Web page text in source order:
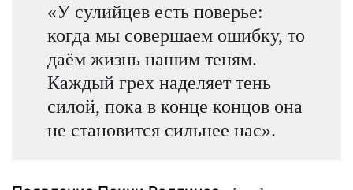
«У сулийцев есть поверье:
когда мы совершаем ошибку, то
даём жизнь нашим теням.
Каждый грех наделяет тень
силой, пока в конце концов она
не становится сильнее нас».